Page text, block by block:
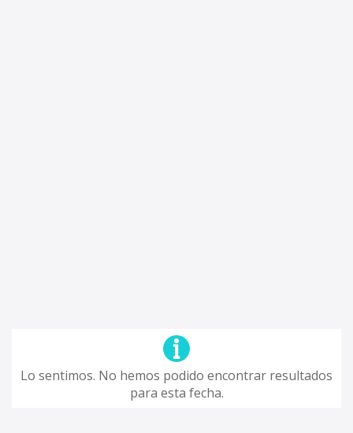
Lo sentimos. No hemos podido encontrar resultados
para esta fecha.